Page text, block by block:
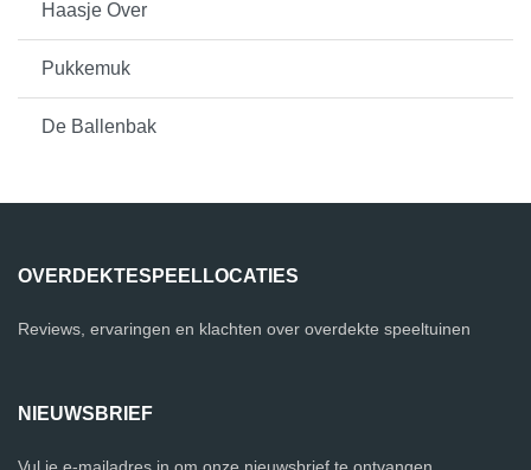
Haasje Over
Pukkemuk
De Ballenbak
OVERDEKTESPEELLOCATIES
Reviews, ervaringen en klachten over overdekte speeltuinen
NIEUWSBRIEF